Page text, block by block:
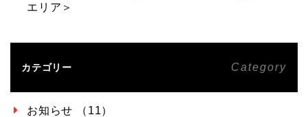
エリア＞
カテゴリー Category
お知らせ （11）